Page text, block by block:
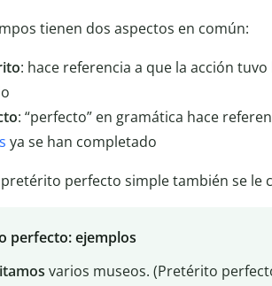
tienen dos aspectos en común:
: hace referencia a que la acción
: “perfecto” en gramática hace
ya se han completado
perfecto simple también se le
perfecto: ejemplos
varios museos. (Pretérito